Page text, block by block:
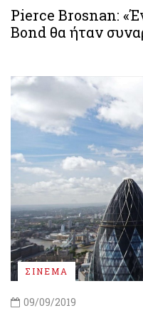
Pierce Brosnan:
Bond θα ήταν
ΣΙΝΕΜΑ
09/09/2019